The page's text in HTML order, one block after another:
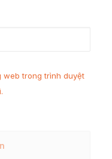
web trong trình duyệt